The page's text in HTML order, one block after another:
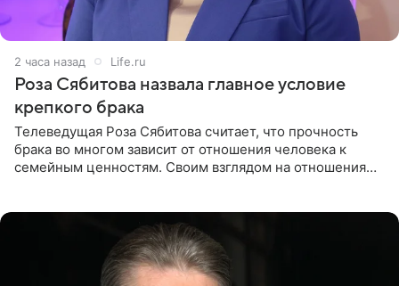
2 часа назад Life.ru
Роза Сябитова назвала главное условие
крепкого брака
Телеведущая Роза Сябитова считает, что прочность
брака во многом зависит от отношения человека к
семейным ценностям. Своим взглядом на отношения